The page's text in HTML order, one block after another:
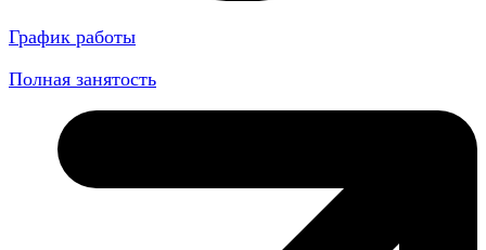
График работы
Полная занятость